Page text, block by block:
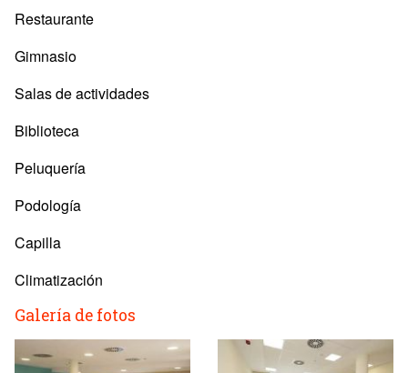
Restaurante
Gimnasio
Salas de actividades
Biblioteca
Peluquería
Podología
Capilla
Climatización
Galería de fotos